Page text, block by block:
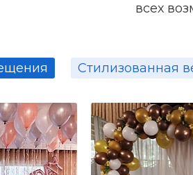
фото в разделе «Конкурсы»
всех
Стилизованная